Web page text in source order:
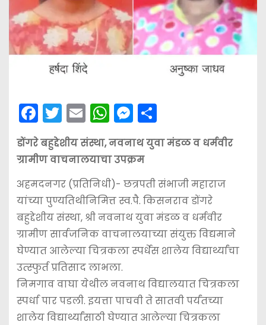
F
a
c
e
b
o
o
k
T
w
itt
er
E
m
ai
l
W
h
a
ts
A
p
p
M
e
s
s
e
n
g
er
S
h
ar
डोंगरे बहुद्देशीय संस्था, नवनाथ युवा मंडळ व धर्मवीर
ग्रामीण वाचनालयाचा उपक्रम
अहमदनगर (प्रतिनिधी)- छत्रपती संभाजी महाराज
यांच्या पुण्यतिथीनिमित्त स्व.पै. किसनराव डोंगरे
बहुद्देशीय संस्था, श्री नवनाथ युवा मंडळ व धर्मवीर
ग्रामीण सार्वजनिक वाचनालयाच्या संयुक्त विद्यमाने
घेण्यात आलेल्या चित्रकला स्पर्धेस शालेय विद्यार्थ्यांचा
उत्स्फुर्त प्रतिसाद लाभला.
निमगाव वाघा येथील नवनाथ विद्यालयात चित्रकला
स्पर्धा पार पडली. इयत्ता पाचवी ते सातवी पर्यंतच्या
शालेय विद्यार्थ्यांसाठी घेण्यात आलेल्या चित्रकला